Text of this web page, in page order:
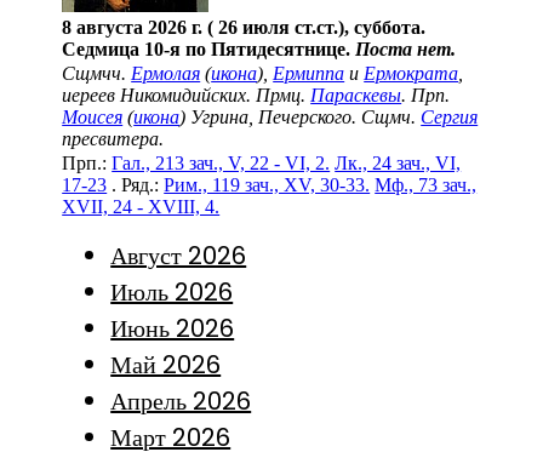
8 августа 2026 г. ( 26 июля ст.ст.), суббота.
Седмица 10-я по Пятидесятнице. Поста нет.
Сщмчч. Ермолая (икона), Ермиппа и Ермократа
иереев Никомидийских. Прмц. Параскевы. Прп.
Моисея (икона) Угрина, Печерского. Сщмч. Сергия
пресвитера.
Прп.:Гал., 213 зач., V, 22 - VI, 2. Лк., 24 зач., VI,
17-23 . Ряд.:Рим., 119 зач., XV, 30-33. Мф., 73 зач.,
XVII, 24 - XVIII, 4.
Август 2026
Июль 2026
Июнь 2026
Май 2026
Апрель 2026
Март 2026